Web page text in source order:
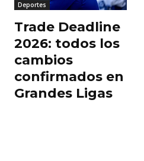
Deportes
Trade Deadline
2026: todos los
cambios
confirmados en
Grandes Ligas